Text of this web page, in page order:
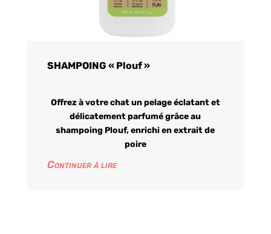
SHAMPOING « Plouf »
Offrez à votre chat un pelage éclatant et
délicatement parfumé grâce au
shampoing Plouf, enrichi en extrait de
poire
Continuer à lire